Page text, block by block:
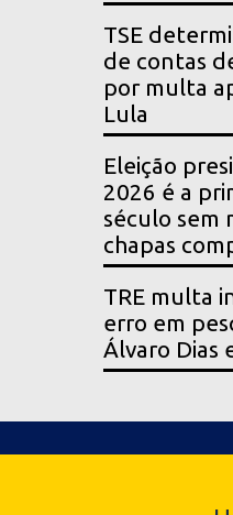
TSE
de contas
por multa
Lula
Eleição
2026 é a
século sem
chapas
TRE multa
erro em
Álvaro Dias